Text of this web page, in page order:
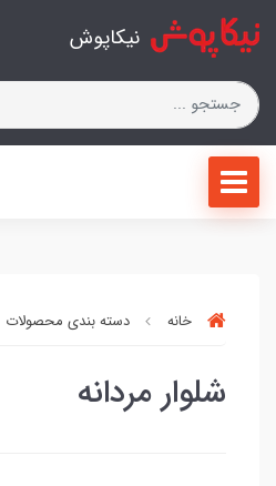
نیکاپوش
خانه دسته بندی محصولات
شلوار مردانه